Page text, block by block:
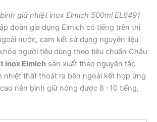
₫.
tại
là:
330.000 ₫.
giữ nhiệt inox Elmich 500ml EL6491
đoàn gia dụng Elmich có tiếng trên thị
nước, cam kết sử dụng nguyên liệu
người tiêu dùng theo tiêu chuẩn Châu
inox Elmich sản xuất theo nguyên tắc
nhiệt thất thoát ra bên ngoài kết hợp ứng
nên bình giữ nóng được 8 -10 tiếng,